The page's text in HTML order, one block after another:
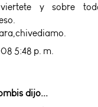
y sobre
5:48 p. m.
dijo...